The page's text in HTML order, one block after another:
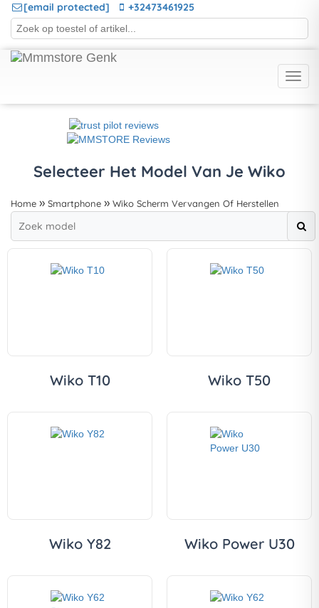
[email protected] +32473461925
Selecteer Het Model Van Je Wiko
Home Smartphone Wiko Scherm Vervangen Of Herstellen
Wiko T10 Wiko T50
Wiko Y82 Wiko Power U30